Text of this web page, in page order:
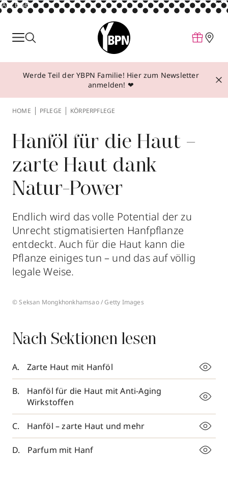
ANZEIGE
Parfum
Make-up
Behandlungen
Über YBPN
Aktionen
Storefinder
Werde Teil der YBPN Familie! Hier zum Newsletter
anmelden! ❤
HOME PFLEGE KÖRPERPFLEGE
Hanföl für die Haut –
zarte Haut dank
Natur-Power
Endlich wird das volle Potential der zu
Unrecht stigmatisierten Hanfpflanze
entdeckt. Auch für die Haut kann die
Pflanze einiges tun – und das auf völlig
legale Weise.
© Seksan Mongkhonkhamsao / Getty Images
Nach Sektionen lesen
Zarte Haut mit Hanföl
Hanföl für die Haut mit Anti-Aging
Wirkstoffen
Hanföl – zarte Haut und mehr
Parfum mit Hanf